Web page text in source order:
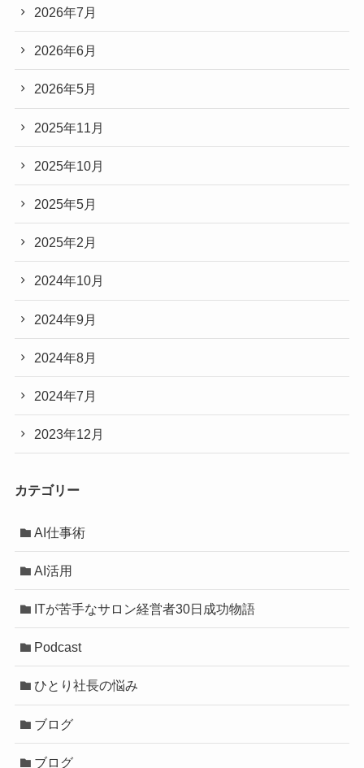
2026年7月
2026年6月
2026年5月
2025年11月
2025年10月
2025年5月
2025年2月
2024年10月
2024年9月
2024年8月
2024年7月
2023年12月
カテゴリー
AI仕事術
AI活用
ITが苦手なサロン経営者30日成功物語
Podcast
ひとり社長の悩み
ブログ
ブログ